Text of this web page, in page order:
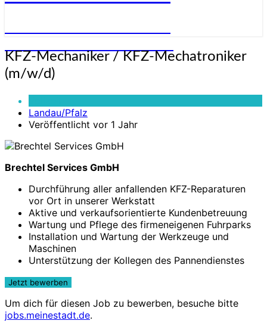
KFZ-
Mechaniker
/
Mechatroniker
(m/w/d)
KFZ-Mechaniker / KFZ-Mechatroniker
(m/w/d)
Landau/Pfalz
Veröffentlicht vor 1 Jahr
Brechtel Services GmbH
Durch­führung aller anfallenden KFZ-Reparaturen
vor Ort in unserer Werk­statt
Aktive und verkaufs­orientierte Kunden­betreuung
Wartung und Pflege des firmen­eigenen Fuhr­parks
Installation und Wartung der Werk­zeuge und
Maschinen
Unter­stützung der Kollegen des Pannen­dienstes
Um dich für diesen Job zu bewerben, besuche bitte
jobs.meinestadt.de.